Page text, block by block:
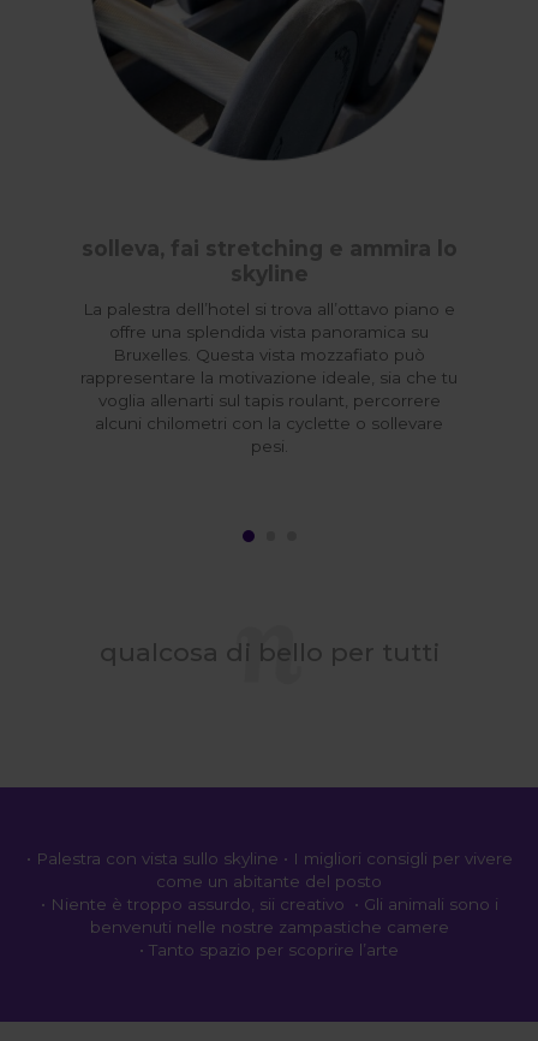
solleva, fai stretching e ammira lo
skyline
La palestra dell’hotel si trova all’ottavo piano e
offre una splendida vista panoramica su
Bruxelles. Questa vista mozzafiato può
rappresentare la motivazione ideale, sia che tu
voglia allenarti sul tapis roulant, percorrere
alcuni chilometri con la cyclette o sollevare
pesi.
qualcosa di bello per tutti
• Palestra con vista sullo skyline • I migliori consigli per vivere
come un abitante del posto
• Niente è troppo assurdo, sii creativo • Gli animali sono i
benvenuti nelle nostre zampastiche camere
• Tanto spazio per scoprire l’arte